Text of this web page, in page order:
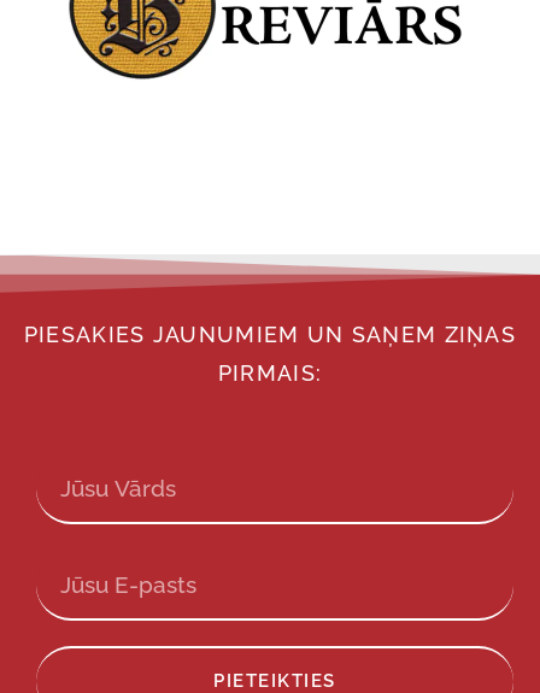
PIESAKIES JAUNUMIEM UN SAŅEM ZIŅAS
PIRMAIS:
PIETEIKTIES